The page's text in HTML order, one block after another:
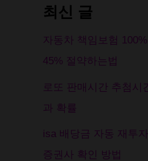
최신 글
자동차 책임보험
45% 절약하는법
로또 판매시간 추첨시
과 확률
isa 배당금 자동 재투
증권사 확인 방법